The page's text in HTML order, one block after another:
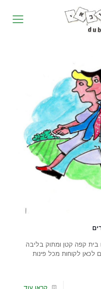
בית קפה קטן ומתוק בליבה
לכאן לקוחות מכל פינות